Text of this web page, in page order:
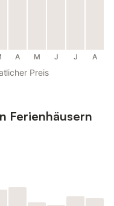
A M J J A
Preis
Ferienhäusern